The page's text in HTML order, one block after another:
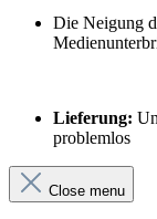
Die Neigung
Lieferung:
problemlos
Close menu